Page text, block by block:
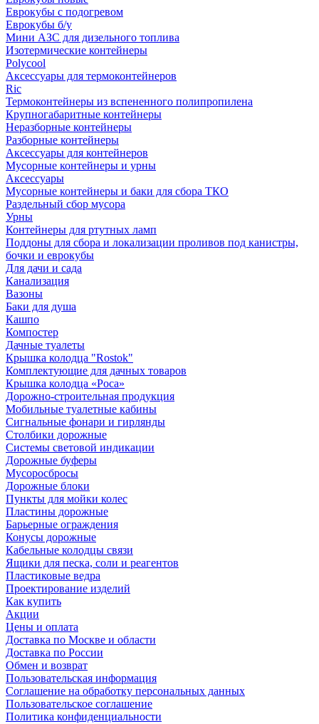
Еврокубы с подогревом
Еврокубы б/у
Мини АЗС для дизельного топлива
Изотермические контейнеры
Polycool
Аксессуары для термоконтейнеров
Ric
Термоконтейнеры из вспененного полипропилена
Крупногабаритные контейнеры
Неразборные контейнеры
Разборные контейнеры
Аксессуары для контейнеров
Мусорные контейнеры и урны
Аксессуары
Мусорные контейнеры и баки для сбора ТКО
Раздельный сбор мусора
Урны
Контейнеры для ртутных ламп
Поддоны для сбора и локализации проливов под канистры,
бочки и еврокубы
Для дачи и сада
Канализация
Вазоны
Баки для душа
Кашпо
Компостер
Дачные туалеты
Крышка колодца "Rostok"
Комплектующие для дачных товаров
Крышка колодца «Роса»
Дорожно-строительная продукция
Мобильные туалетные кабины
Сигнальные фонари и гирлянды
Столбики дорожные
Системы световой индикации
Дорожные буферы
Мусоросбросы
Дорожные блоки
Пункты для мойки колес
Пластины дорожные
Барьерные ограждения
Конусы дорожные
Кабельные колодцы связи
Ящики для песка, соли и реагентов
Пластиковые ведра
Проектирование изделий
Как купить
Акции
Цены и оплата
Доставка по Москве и области
Доставка по России
Обмен и возврат
Пользовательская информация
Соглашение на обработку персональных данных
Пользовательское соглашение
Политика конфиденциальности